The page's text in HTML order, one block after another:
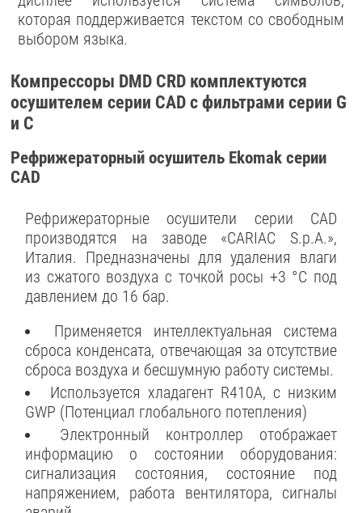
которая поддерживается текстом со свободным
выбором языка.
Компрессоры DMD CRD комплектуются
осушителем серии CAD с фильтрами серии G
и C
Рефрижераторный осушитель Ekomak серии
CAD
Рефрижераторные осушители серии CAD
производятся на заводе «CARIAC S.p.A.»,
Италия. Предназначены для удаления влаги
из сжатого воздуха с точкой росы +3 °C под
давлением до 16 бар.
Применяется интеллектуальная система
сброса конденсата, отвечающая за отсутствие
сброса воздуха и бесшумную работу системы.
Используется хладагент R410A, с низким
GWP (Потенциал глобального потепления)
Электронный контроллер отображает
информацию о состоянии оборудования:
сигнализация состояния, состояние под
напряжением, работа вентилятора, сигналы